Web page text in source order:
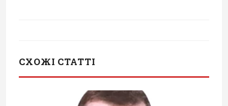
СХОЖІ СТАТТІ